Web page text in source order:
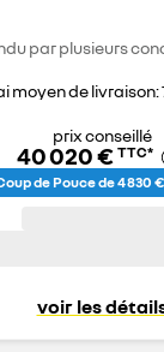
par plusieurs
moyen de livraison:
prix conseillé
40 020 € TTC*
de Pouce de 4 830
voir les